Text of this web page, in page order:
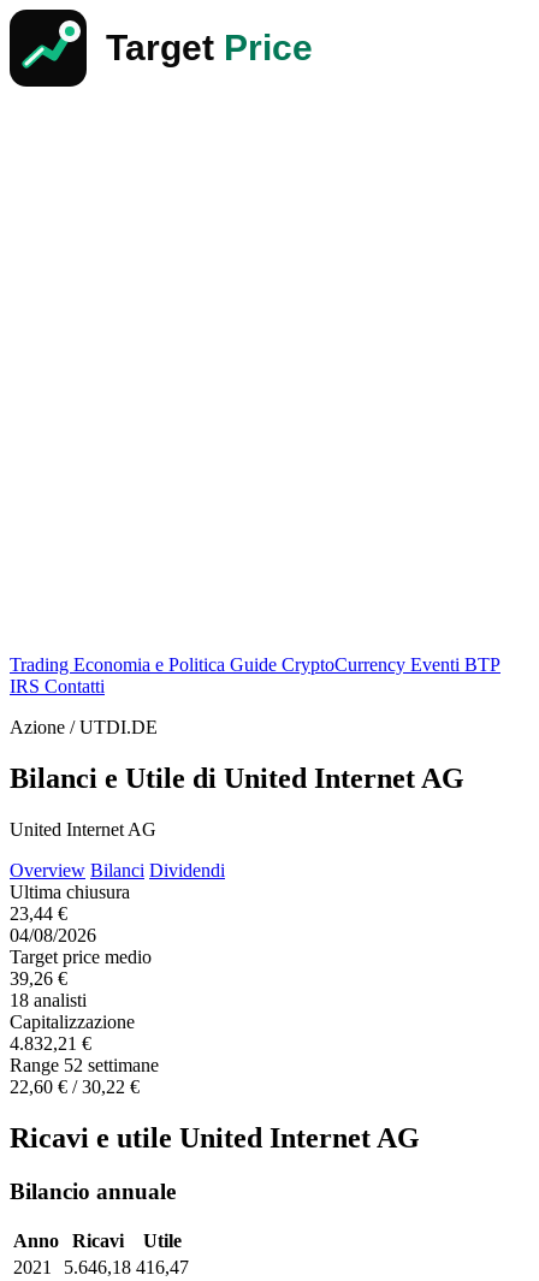
Trading Economia e Politica Guide CryptoCurrency Eventi BTP
IRS Contatti
Azione / UTDI.DE
Bilanci e Utile di United Internet AG
United Internet AG
Overview Bilanci Dividendi
Ultima chiusura
23,44 €
04/08/2026
Target price medio
39,26 €
18 analisti
Capitalizzazione
4.832,21 €
Range 52 settimane
22,60 € / 30,22 €
Ricavi e utile United Internet AG
Bilancio annuale
Anno Ricavi
Utile
2021
5.646,18 416,47